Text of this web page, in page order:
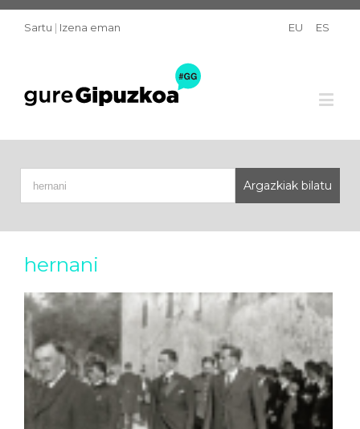
Sartu | Izena eman EU ES
hernani